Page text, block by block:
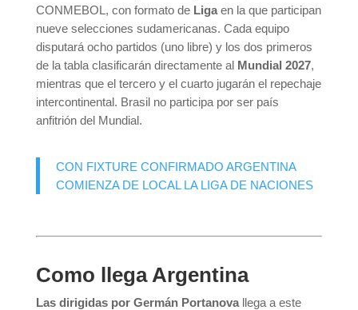
CONMEBOL, con formato de Ligaen la que participan
nueve selecciones sudamericanas. Cada equipo
disputará ocho partidos (uno libre) y los dos primeros
de la tabla clasificarán directamente al Mundial 2027,
mientras que el tercero y el cuarto jugarán el repechaje
intercontinental. Brasil no participa por ser país
anfitrión del Mundial.
CON FIXTURE CONFIRMADO ARGENTINA
COMIENZA DE LOCAL LA LIGA DE NACIONES
Como llega Argentina
Las dirigidas por Germán Portanova llega a este